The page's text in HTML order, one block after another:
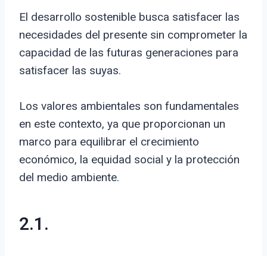
El desarrollo sostenible busca satisfacer las
necesidades del presente sin comprometer la
capacidad de las futuras generaciones para
satisfacer las suyas.
Los valores ambientales son fundamentales
en este contexto, ya que proporcionan un
marco para equilibrar el crecimiento
económico, la equidad social y la protección
del medio ambiente.
2.1.